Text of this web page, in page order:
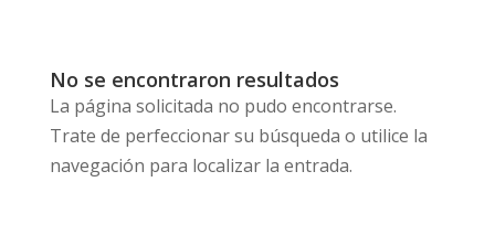
No se encontraron resultados
La página solicitada no pudo encontrarse.
Trate de perfeccionar su búsqueda o utilice la
navegación para localizar la entrada.